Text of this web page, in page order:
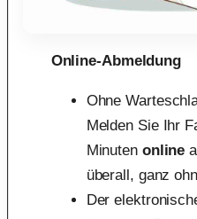
Online-Abmeldung
Ohne
Melden Sie Ihr
Minuten online
überall, ganz
Der